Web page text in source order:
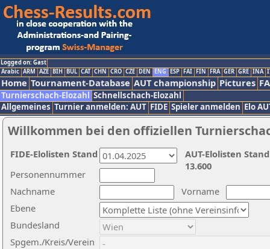
Logged on: Gast
Arabic ARM AZE BIH BUL CAT CHN CRO CZE DEN ENG ESP FAI FIN FRA GER GRE INA
Home Tournament-Database AUT championship Pictures
Turnierschach-Elozahl Schnellschach-Elozahl
Allgemeines Turnier anmelden: AUT FIDE Spieler anmelden Elo
Willkommen bei den offiziellen
Nachname
Vorname
Ebene
Personennummer
Bundesland
Spgem./Kreis/Verein
AUT-Elolisten
13.600
FIDE-Elolisten Stand